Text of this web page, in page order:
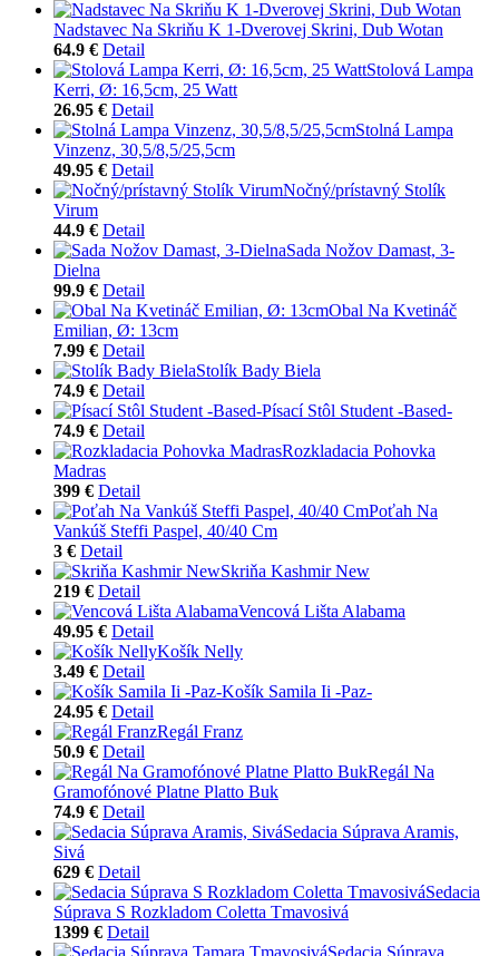
Nadstavec Na Skriňu K 1-Dverovej Skrini, Dub Wotan
64.9 € Detail
Stolová Lampa
Kerri, Ø: 16,5cm, 25 Watt
26.95 € Detail
Stolná Lampa
Vinzenz, 30,5/8,5/25,5cm
49.95 € Detail
Nočný/prístavný Stolík
Virum
44.9 € Detail
Sada Nožov Damast, 3-
Dielna
99.9 € Detail
Obal Na Kvetináč
Emilian, Ø: 13cm
7.99 € Detail
Stolík Bady Biela
74.9 € Detail
Písací Stôl Student -Based-
74.9 € Detail
Rozkladacia Pohovka
Madras
399 € Detail
Poťah Na
Vankúš Steffi Paspel, 40/40 Cm
3 € Detail
Skriňa Kashmir New
219 € Detail
Vencová Lišta Alabama
49.95 € Detail
Košík Nelly
3.49 € Detail
Košík Samila Ii -Paz-
24.95 € Detail
Regál Franz
50.9 € Detail
Regál Na
Gramofónové Platne Platto Buk
74.9 € Detail
Sedacia Súprava Aramis,
Sivá
629 € Detail
Sedacia
Súprava S Rozkladom Coletta Tmavosivá
1399 € Detail
Sedacia Súprava